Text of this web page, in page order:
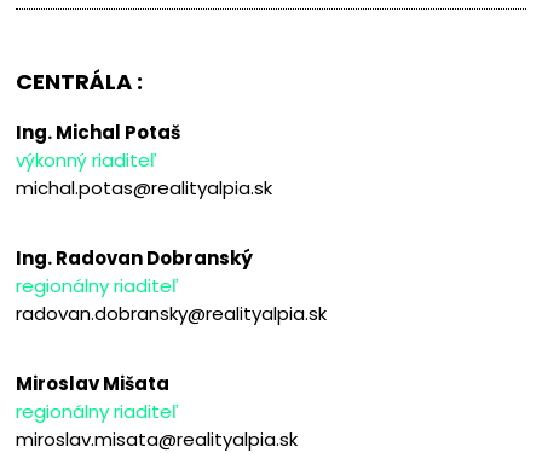
CENTRÁLA :
Ing. Michal Potaš
výkonný riaditeľ
michal.potas@realityalpia.sk
Ing. Radovan Dobranský
regionálny riaditeľ
radovan.dobransky@realityalpia.sk
Miroslav Mišata
regionálny riaditeľ
miroslav.misata@realityalpia.sk